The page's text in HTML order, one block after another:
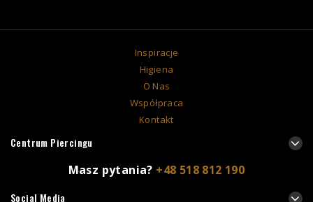
Inspiracje
Higiena
O Nas
Współpraca
Kontakt
Centrum Piercingu
Masz pytania? +48 518 812 190
Social Media